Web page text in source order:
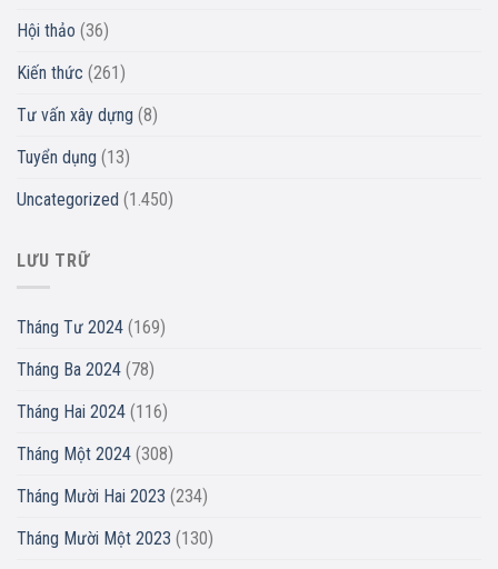
Hội thảo (36)
Kiến thức (261)
Tư vấn xây dựng (8)
Tuyển dụng (13)
Uncategorized (1.450)
LƯU TRỮ
Tháng Tư 2024 (169)
Tháng Ba 2024 (78)
Tháng Hai 2024 (116)
Tháng Một 2024 (308)
Tháng Mười Hai 2023 (234)
Tháng Mười Một 2023 (130)